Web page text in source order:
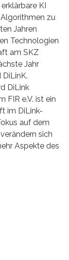
KI
zu
Jahren
Technologien
am SKZ
Jahr
DiLink
FIR e.V. ist ein
im DiLink-
auf dem
sich
Aspekte des